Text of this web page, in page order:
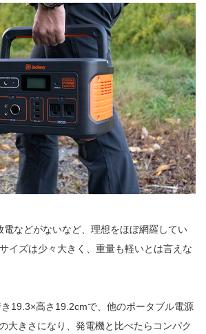
電などがないなど、理想をほぼ網羅してい
イズは少々大きく、重量も軽いとは言えな
19.3×高さ19.2cmで、他のポータブル電源
大きさになり、発電機と比べたらコンパク